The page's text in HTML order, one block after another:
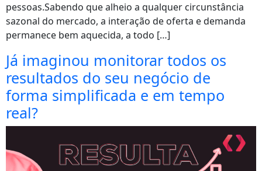
pessoas.Sabendo que alheio a qualquer circunstância
sazonal do mercado, a interação de oferta e demanda
permanece bem aquecida, a todo […]
Já imaginou monitorar todos os
resultados do seu negócio de
forma simplificada e em tempo
real?